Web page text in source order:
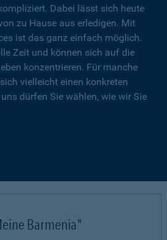
Dabei lässt sich heute
zu Hause aus erledigen. Mit
ist das ganz einfach möglich.
Zeit und können sich auf die
konzentrieren. Für manche
vielleicht einen konkreten
dürfen Sie wählen, wie wir Sie
Barmenia"